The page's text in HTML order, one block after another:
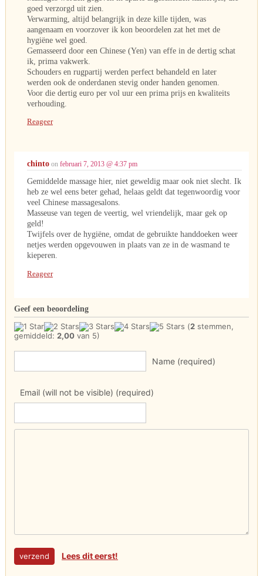
goed verzorgd uit zien.
Verwarming, altijd belangrijk in deze kille tijden, was
aangenaam en voorzover ik kon beoordelen zat het met de
hygiëne wel goed.
Gemasseerd door een Chinese (Yen) van effe in de dertig schat
ik, prima vakwerk.
Schouders en rugpartij werden perfect behandeld en later
werden ook de onderdanen stevig onder handen genomen.
Voor die dertig euro per vol uur een prima prijs en kwaliteits
verhouding.
Reageer
chinto on februari 7, 2013 @ 4:37 pm
Gemiddelde massage hier, niet geweldig maar ook niet slecht. Ik
heb ze wel eens beter gehad, helaas geldt dat tegenwoordig voor
veel Chinese massagesalons.
Masseuse van tegen de veertig, wel vriendelijk, maar gek op
geld!
Twijfels over de hygiëne, omdat de gebruikte handdoeken weer
netjes werden opgevouwen in plaats van ze in de wasmand te
kieperen.
Reageer
Geef een beoordeling
(2 stemmen,
gemiddeld: 2,00 van 5)
Name (required)
Email (will not be visible) (required)
Lees dit eerst!